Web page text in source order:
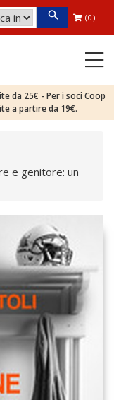
(0)
da 25€ - Per i soci Coop
a partire da 19€.
e genitore: un